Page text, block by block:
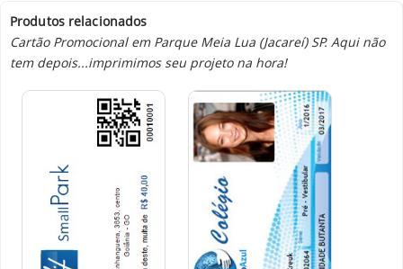
Produtos relacionados
Cartão Promocional em Parque Meia Lua (Jacareí) SP. Aqui não
tem depois...imprimimos seu projeto na hora!